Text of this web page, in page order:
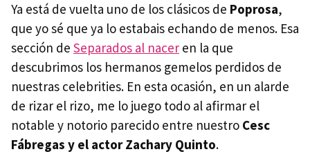
Ya está de vuelta uno de los clásicos de Poprosa,
que yo sé que ya lo estabais echando de menos. Esa
sección de Separados al nacer en la que
descubrimos los hermanos gemelos perdidos de
nuestras celebrities. En esta ocasión, en un alarde
de rizar el rizo, me lo juego todo al afirmar el
notable y notorio parecido entre nuestro Cesc
Fábregas y el actor Zachary Quinto.